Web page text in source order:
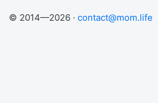
© 2014—2026 · contact@mom.life